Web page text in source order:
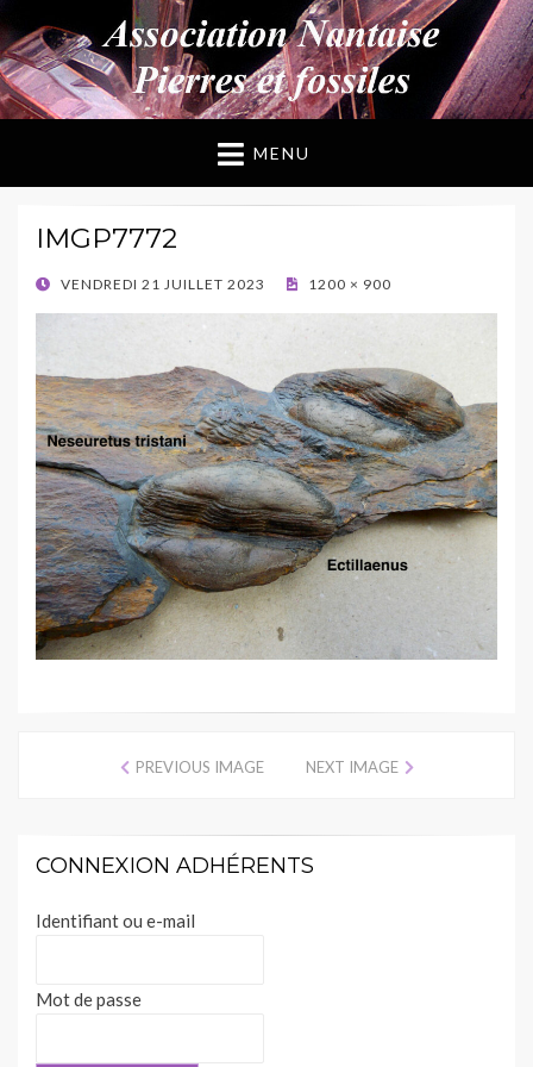
ANPF
Association Nantaise Pierres et Fossiles
MENU
IMGP7772
POSTED
VENDREDI 21 JUILLET 2023 1200 × 900
PREVIOUS IMAGE NEXT IMAGE
CONNEXION ADHÉRENTS
Identifiant ou e-mail
Mot de passe